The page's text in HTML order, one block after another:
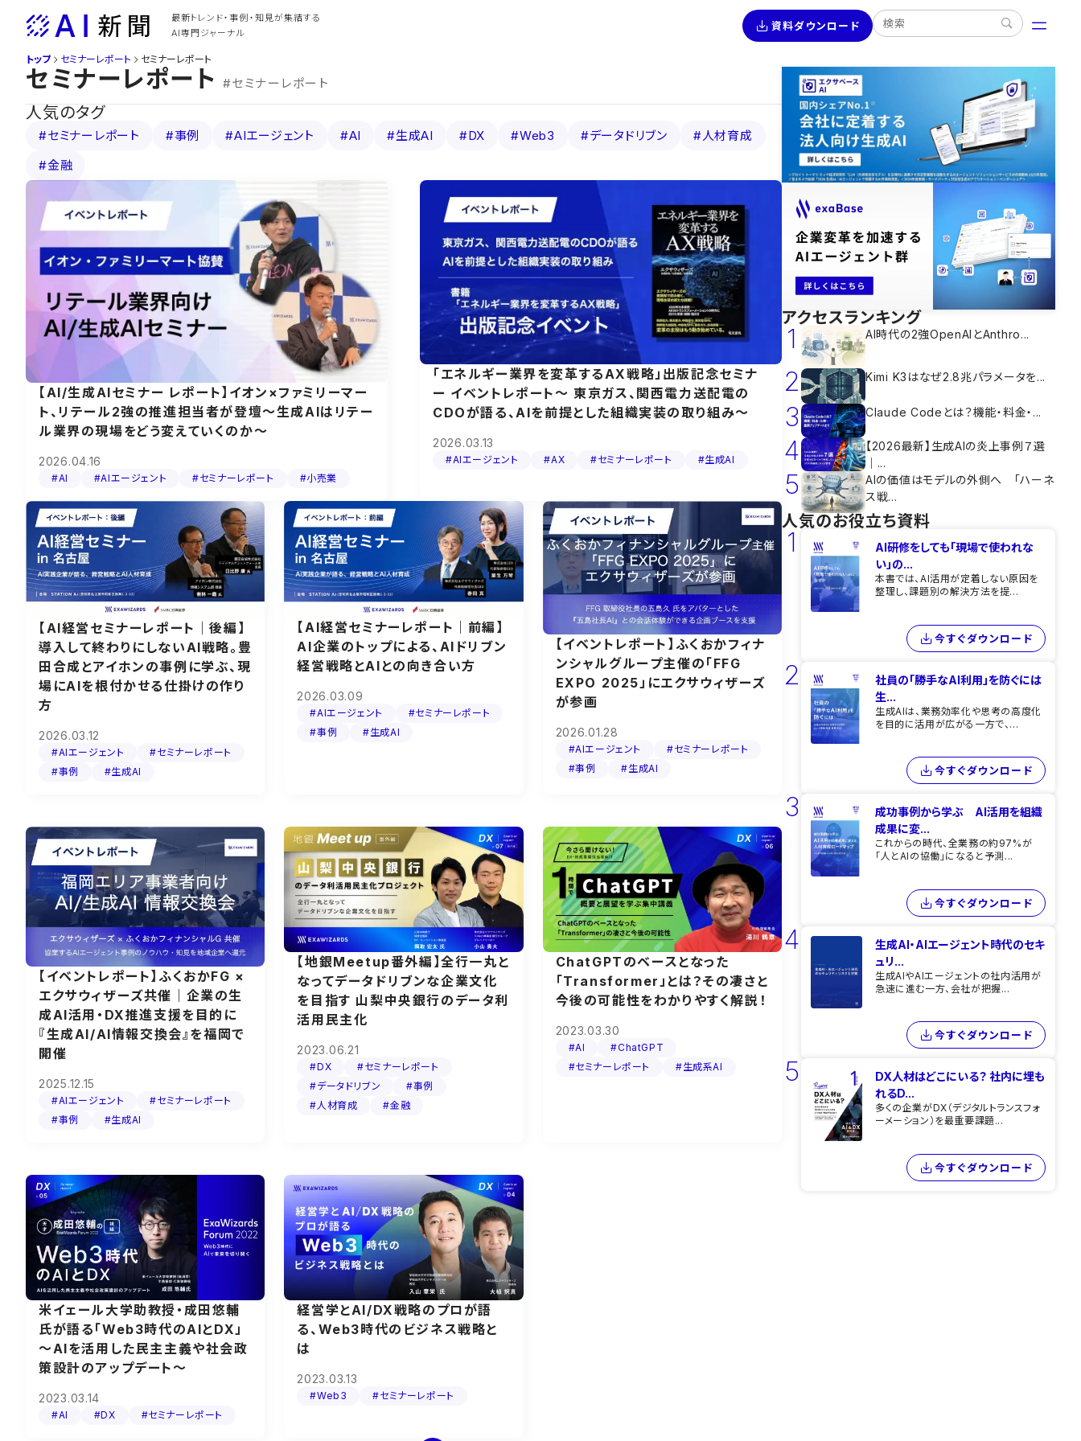
最新トレンド・事例・知見が集結する
AI専門ジャーナル
資料ダウンロード
トップ セミナーレポート セミナーレポート
セミナーレポート #セミナーレポート
人気のタグ
#セミナーレポート #事例 #AIエージェント #AI #生成AI #DX #Web3 #データドリブン
#人材育成
#金融
【AI/生成AIセミナー レポート】イオン×ファミリーマー
ト、リテール2強の推進担当者が登壇〜生成AIはリテー
ル業界の現場をどう変えていくのか〜
2026.04.16
#AI #AIエージェント #セミナーレポート #小売業
「エネルギー業界を変革するAX戦略」出版記念セミナ
ー イベントレポート〜 東京ガス、関西電力送配電の
CDOが語る、AIを前提とした組織実装の取り組み〜
2026.03.13
#AIエージェント #AX #セミナーレポート #生成AI
【AI経営セミナーレポート｜後編】
導入して終わりにしないAI戦略。豊
田合成とアイホンの事例に学ぶ、現
場にAIを根付かせる仕掛けの作り
方
2026.03.12
#AIエージェント
#セミナーレポート
#事例
#生成AI
【AI経営セミナーレポート｜前編】
AI企業のトップによる、AIドリブン
経営戦略とAIとの向き合い方
2026.03.09
#AIエージェント
#セミナーレポート
#事例
#生成AI
【イベントレポート】ふくおかフィナ
ンシャルグループ主催の「FFG
EXPO 2025」にエクサウィザーズ
が参画
2026.01.28
#AIエージェント
#セミナーレポート
#事例
#生成AI
【イベントレポート】ふくおかFG ×
エクサウィザーズ共催｜企業の生
成AI活用・DX推進支援を目的に
『生成AI/AI情報交換会』を福岡で
開催
2025.12.15
#AIエージェント
#セミナーレポート
#事例
#生成AI
【地銀Meetup番外編】全行一丸と
なってデータドリブンな企業文化
を目指す 山梨中央銀行のデータ利
活用民主化
2023.06.21
#DX
#セミナーレポート
#データドリブン
#事例
#人材育成
#金融
ChatGPTのベースとなった
「Transformer」とは？その凄さと
今後の可能性をわかりやすく解説！
2023.03.30
#AI
#ChatGPT
#セミナーレポート
#生成系AI
米イェール大学助教授・成田悠輔
氏が語る「Web3時代のAIとDX」
～AIを活用した民主主義や社会政
策設計のアップデート～
2023.03.14
#AI #DX #セミナーレポート
経営学とAI/DX戦略のプロが語
る、Web3時代のビジネス戦略と
は
2023.03.13
#Web3 #セミナーレポート
アクセスランキング
1 AI時代の2強OpenAIとAnthro...
2 Kimi K3はなぜ2.8兆パラメータを...
3 Claude Codeとは？機能・料金・...
4
【2026最新】生成AIの炎上事例７選
｜...
5
AIの価値はモデルの外側へ 「ハーネ
ス戦...
人気のお役立ち資料
1
AI研修をしても​「現場で使われな
い」の...
本書では、AI活用が定着しない原因を
整理し、課題別の解決方法を提...
今すぐダウンロード
2
社員の「勝手なAI利用」を​防ぐには​
生...
生成AIは、業務効率化や思考の高度化
を目的に活用が広がる一方で、...
今すぐダウンロード
3
成功事例から学ぶ AI活用を組織
成果に変...
これからの時代、全業務の約97%が
「人とAIの協働」になると予測...
今すぐダウンロード
4
生成AI・AIエージェント時代のセキ
ュリ...
生成AIやAIエージェントの社内活用が
急速に進む一方、会社が把握...
今すぐダウンロード
5
DX人材はどこにいる？ 社内に埋も
れるD...
多くの企業がDX（デジタルトランスフォ
ーメーション）を最重要課題...
今すぐダウンロード